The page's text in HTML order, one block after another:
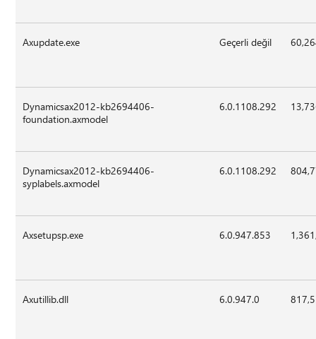
Axupdate.exe Geçerli değil
Dynamicsax2012-kb2694406-
foundation.axmodel
6.0.1108.292
Dynamicsax2012-kb2694406-
syplabels.axmodel
6.0.1108.292
Axsetupsp.exe 6.0.947.853
Axutillib.dll 6.0.947.0